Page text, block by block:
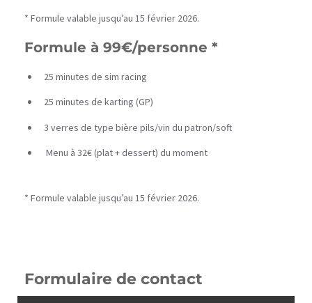
* Formule valable jusqu’au 15 février 2026.
Formule à 99€/personne *
25 minutes de sim racing
25 minutes de karting (GP)
3 verres de type bière pils/vin du patron/soft
Menu à 32€ (plat + dessert) du moment
* Formule valable jusqu’au 15 février 2026.
Formulaire de contact